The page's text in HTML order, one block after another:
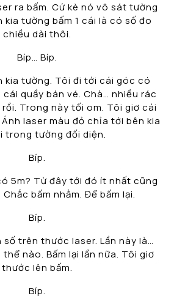
ra bấm. Cứ kè nó vô sát tường
kia tường bấm 1 cái là có số đo
chiều dài thôi.
Bíp… Bíp.
kia tường. Tôi đi tới cái góc có
quầy bán vé. Chà… nhiều rác
Trong này tối om. Tôi giơ cái
laser màu đỏ chỉa tới bên kia
trong tường đối diện.
Bíp.
5m? Từ đây tới đó ít nhất cũng
bấm nhằm. Để bấm lại.
Bíp.
số trên thước laser. Lần này là…
thể nào. Bấm lại lần nữa. Tôi giơ
thước lên bấm.
Bíp.